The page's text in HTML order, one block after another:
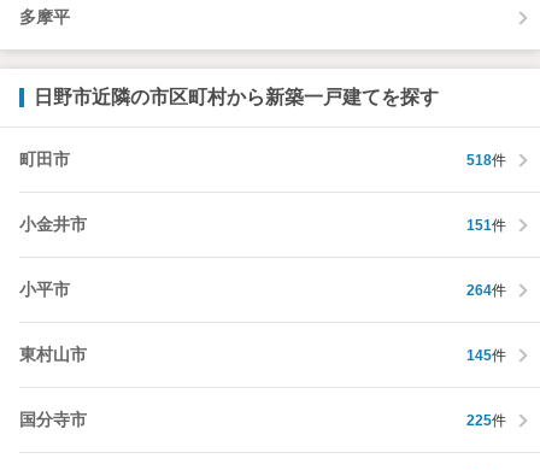
多摩平
日野市近隣の市区町村から新築一戸建てを探す
町田市 518件
小金井市 151件
小平市 264件
東村山市 145件
国分寺市 225件